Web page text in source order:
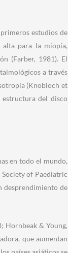
estudios de
alta para la miopía,
(Farber, 1981). El
a través
(Knobloch et
estructura del disco
en todo el mundo,
Society of Paediatric
desprendimiento de
Hornbeak & Young,
que aumentan